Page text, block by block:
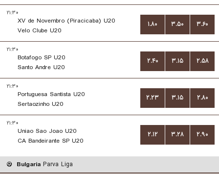
۲۱:۳۰
XV de Novembro (Piracicaba) U20
Velo Clube U20
۱.۸۰ ۳.۵۰ ۳.۶۰
۲۱:۳۰
Botafogo SP U20
Santo Andre U20
۲.۴۰ ۳.۱۵ ۲.۵۸
۲۱:۳۰
Portuguesa Santista U20
Sertaozinho U20
۲.۲۳ ۳.۱۵ ۲.۸۰
۲۱:۳۰
Uniao Sao Joao U20
CA Bandeirante SP U20
۲.۱۲ ۳.۲۸ ۲.۹۰
Bulgaria Parva Liga